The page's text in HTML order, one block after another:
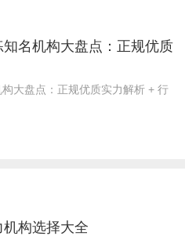
名机构大盘点：正规优质
大盘点：正规优质实力解析 + 行
构选择大全